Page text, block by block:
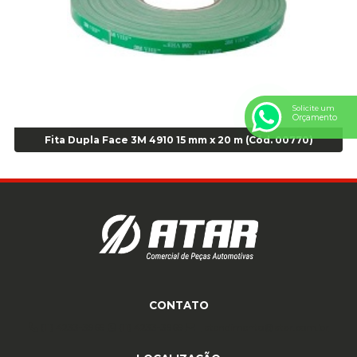
Anel Centralizador VW 4pçs - Laranja - Cod 00520
Anel de vedação Jumbo OR-224 TG - Cod: 03749
Anel de vedação Jumbo OR-449 Cod: 03752
Anel para Vedação OR 325 - Cod 03390
Anel para Vedação OR 325 Nacional -Cod 01768
Anel para Vedação OR 335 Importado - Cod 01771
Anel para Vedação OR 339 - Cod 01772
Anel para Vedação OR 88 - Cod 01767
Fita Dupla Face 3M 4910 15 mm x 20 m (Cód. 00770)
CONTATO
Solicite um
Orçamento